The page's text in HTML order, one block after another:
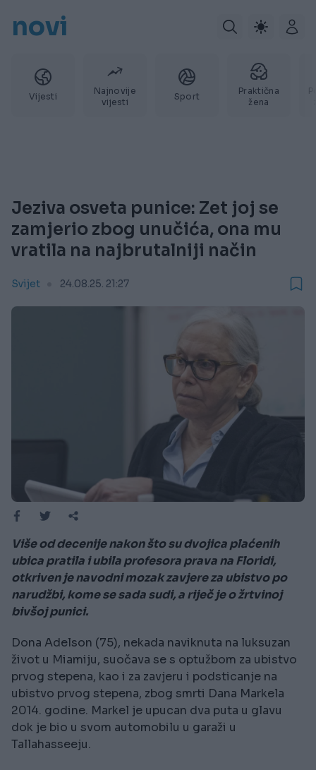
novi
Vijesti
Najnovije
vijesti
Sport
Praktična
žena
Jeziva osveta punice: Zet joj se
zamjerio zbog unučića, ona mu
vratila na najbrutalniji način
Svijet 24.08.25. 21:27
Više od decenije nakon što su dvojica plaćenih
ubica pratila i ubila profesora prava na Floridi,
otkriven je navodni mozak zavjere za ubistvo po
narudžbi, kome se sada sudi, a riječ je o žrtvinoj
bivšoj punici.
Dona Adelson (75), nekada naviknuta na luksuzan
život u Miamiju, suočava se s optužbom za ubistvo
prvog stepena, kao i za zavjeru i podsticanje na
ubistvo prvog stepena, zbog smrti Dana Markela
2014. godine. Markel je upucan dva puta u glavu
dok je bio u svom automobilu u garaži u
Tallahasseeju.